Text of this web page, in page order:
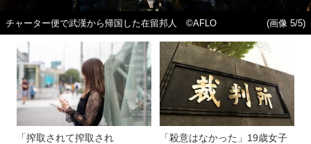
チャーター便で武漢から帰国した在留邦人 ©AFLO (画像 5/5)
「搾取されて搾取され
「殺意はなかった」19歳女子